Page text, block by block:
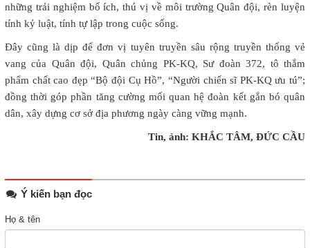
những trải nghiệm bổ ích, thú vị về môi trường Quân đội, rèn luyện
tính kỷ luật, tính tự lập trong cuộc sống.
Đây cũng là dịp để đơn vị tuyên truyền sâu rộng truyền thống vẻ
vang của Quân đội, Quân chủng PK-KQ, Sư đoàn 372, tô thắm
phẩm chất cao đẹp “Bộ đội Cụ Hồ”, “Người chiến sĩ PK-KQ ưu tú”;
đồng thời góp phần tăng cường mối quan hệ đoàn kết gắn bó quân
dân, xây dựng cơ sở địa phương ngày càng vững mạnh.
Tin, ảnh: KHẮC TÂM, ĐỨC CẦU
Ý kiến bạn đọc
Họ & tên